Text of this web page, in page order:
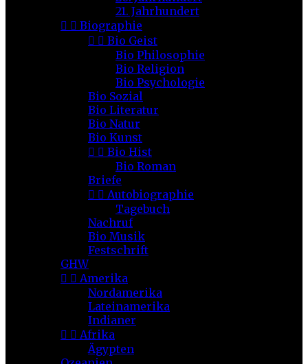
21. Jahrhundert
  Biographie
  Bio Geist
Bio Philosophie
Bio Religion
Bio Psychologie
Bio Sozial
Bio Literatur
Bio Natur
Bio Kunst
  Bio Hist
Bio Roman
Briefe
  Autobiographie
Tagebuch
Nachruf
Bio Musik
Festschrift
GHW
  Amerika
Nordamerika
Lateinamerika
Indianer
  Afrika
Ägypten